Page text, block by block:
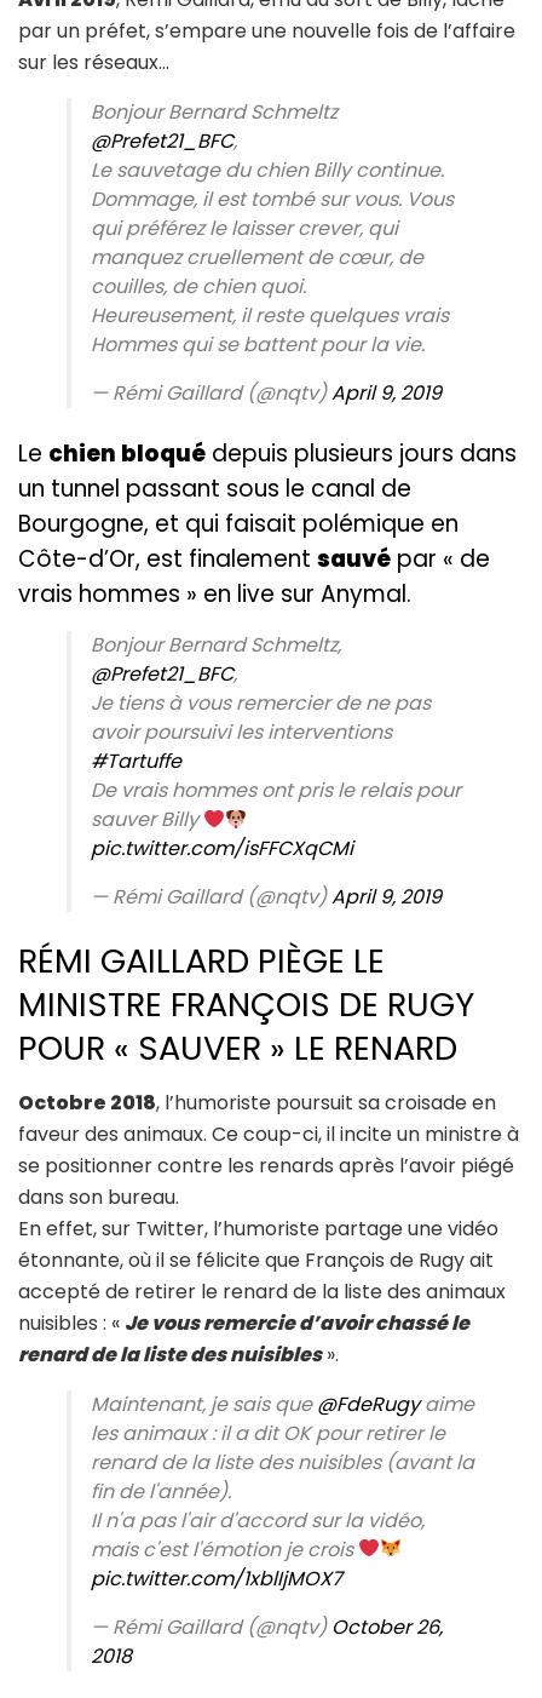
par un préfet, s’empare une nouvelle fois de l’affaire
sur les réseaux…
Bonjour Bernard Schmeltz
@Prefet21_BFC,
Le sauvetage du chien Billy continue.
Dommage, il est tombé sur vous. Vous
qui préférez le laisser crever, qui
manquez cruellement de cœur, de
couilles, de chien quoi.
Heureusement, il reste quelques vrais
Hommes qui se battent pour la vie.
— Rémi Gaillard (@nqtv)April 9, 2019
Le chien bloqué depuis plusieurs jours dans
un tunnel passant sous le canal de
Bourgogne, et qui faisait polémique en
Côte-d’Or, est finalement sauvé par « de
vrais hommes » en live sur Anymal.
Bonjour Bernard Schmeltz,
@Prefet21_BFC,
Je tiens à vous remercier de ne pas
avoir poursuivi les interventions
#Tartuffe
De vrais hommes ont pris le relais pour
sauver Billy
pic.twitter.com/isFFCXqCMi
— Rémi Gaillard (@nqtv)April 9, 2019
RÉMI GAILLARD PIÈGE LE
MINISTRE FRANÇOIS DE RUGY
POUR « SAUVER » LE RENARD
Octobre 2018, l’humoriste poursuit sa croisade en
faveur des animaux. Ce coup-ci, il incite un ministre à
se positionner contre les renards après l’avoir piégé
dans son bureau.
En effet, sur Twitter, l’humoriste partage une vidéo
étonnante, où il se félicite que François de Rugy ait
accepté de retirer le renard de la liste des animaux
nuisibles : « Je vous remercie d’avoir chassé le
renard de la liste des nuisibles».
Maintenant, je sais que@FdeRugyaime
les animaux : il a dit OK pour retirer le
renard de la liste des nuisibles (avant la
fin de l'année).
Il n'a pas l'air d'accord sur la vidéo,
mais c'est l'émotion je crois
pic.twitter.com/1xblIjMOX7
— Rémi Gaillard (@nqtv) October 26,
2018